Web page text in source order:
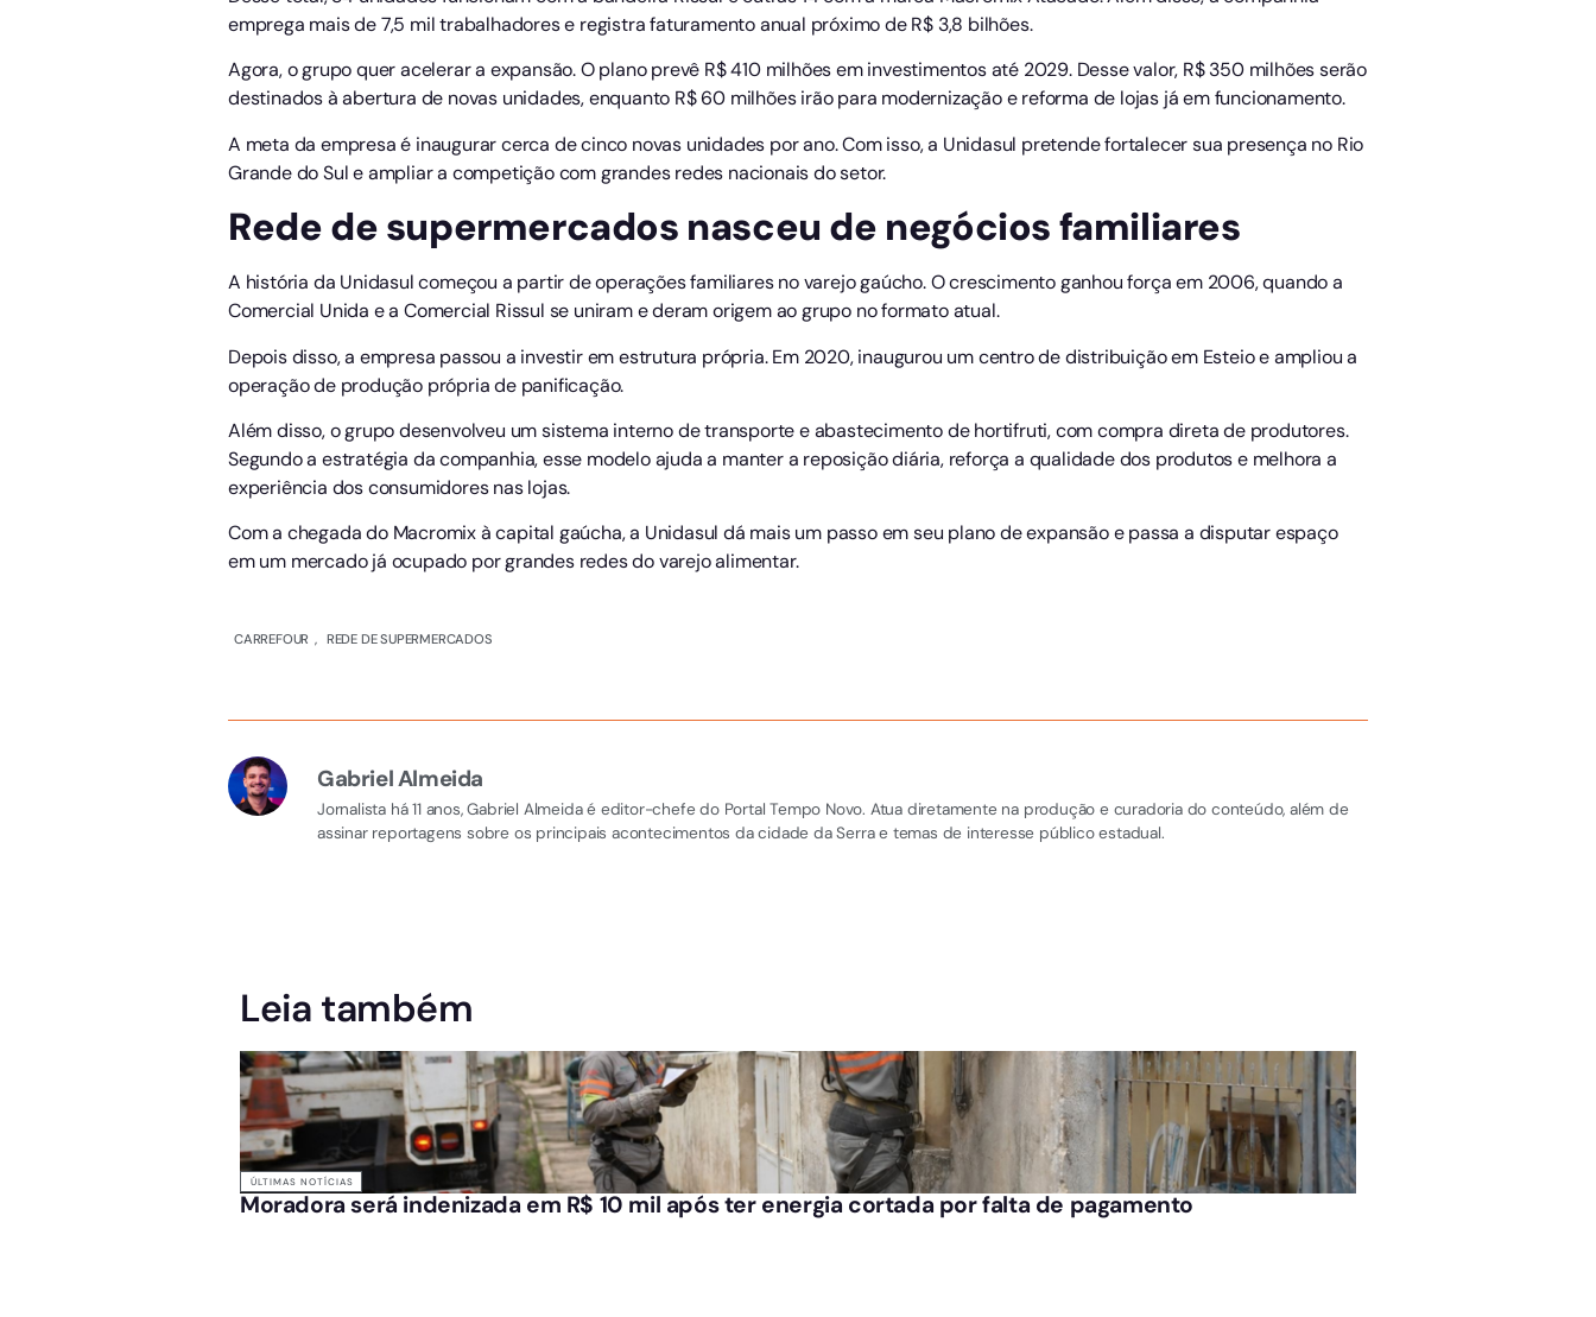
emprega mais de 7,5 mil trabalhadores e registra faturamento anual próximo de R$ 3,8 bilhões.
Agora, o grupo quer acelerar a expansão. O plano prevê R$ 410 milhões em investimentos até 2029. Desse valor, R$ 350 milhões serão
destinados à abertura de novas unidades, enquanto R$ 60 milhões irão para modernização e reforma de lojas já em funcionamento.
A meta da empresa é inaugurar cerca de cinco novas unidades por ano. Com isso, a Unidasul pretende fortalecer sua presença no Rio
Grande do Sul e ampliar a competição com grandes redes nacionais do setor.
Rede de supermercados nasceu de negócios familiares
A história da Unidasul começou a partir de operações familiares no varejo gaúcho. O crescimento ganhou força em 2006, quando a
Comercial Unida e a Comercial Rissul se uniram e deram origem ao grupo no formato atual.
Depois disso, a empresa passou a investir em estrutura própria. Em 2020, inaugurou um centro de distribuição em Esteio e ampliou a
operação de produção própria de panificação.
Além disso, o grupo desenvolveu um sistema interno de transporte e abastecimento de hortifruti, com compra direta de produtores.
Segundo a estratégia da companhia, esse modelo ajuda a manter a reposição diária, reforça a qualidade dos produtos e melhora a
experiência dos consumidores nas lojas.
Com a chegada do Macromix à capital gaúcha, a Unidasul dá mais um passo em seu plano de expansão e passa a disputar espaço
em um mercado já ocupado por grandes redes do varejo alimentar.
CARREFOUR , REDE DE SUPERMERCADOS
Gabriel Almeida
Jornalista há 11 anos, Gabriel Almeida é editor-chefe do Portal Tempo Novo. Atua diretamente na produção e curadoria do conteúdo, além de
assinar reportagens sobre os principais acontecimentos da cidade da Serra e temas de interesse público estadual.
Leia também
ÚLTIMAS NOTÍCIAS
Moradora será indenizada em R$ 10 mil após ter energia cortada por falta de pagamento